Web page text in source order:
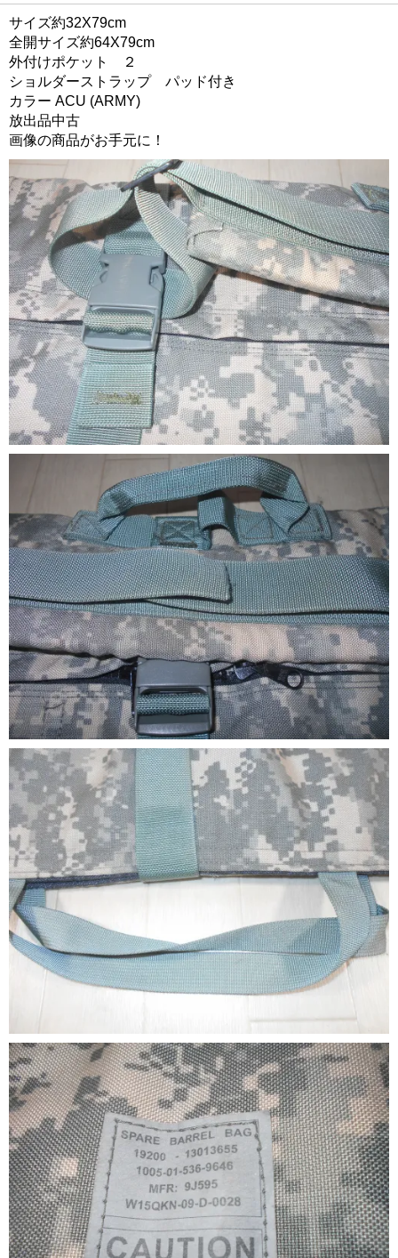
サイズ約32X79cm
全開サイズ約64X79cm
外付けポケット ２
ショルダーストラップ パッド付き
カラー ACU (ARMY)
放出品中古
画像の商品がお手元に！